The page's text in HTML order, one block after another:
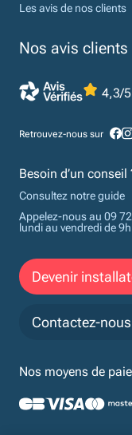
Les avis de nos clients
Nos avis clients
4,3/5
Retrouvez-nous sur
Besoin d’un conseil
Consultez notre guide
Appelez-nous au 09
lundi au vendredi de
Devenir
Contactez-nous
Nos moyens de